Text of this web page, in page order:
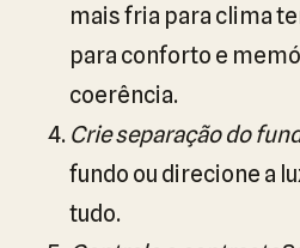
mais fria para clima
para conforto e
coerência.
Crie separação do
fundo ou direcione a
tudo.